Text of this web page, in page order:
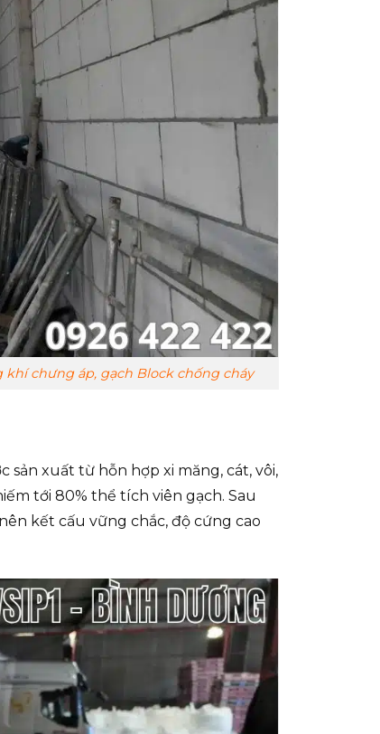
khí chưng áp, gạch Block chống cháy
sản xuất từ hỗn hợp xi măng, cát, vôi,
tới 80% thể tích viên gạch. Sau
kết cấu vững chắc, độ cứng cao